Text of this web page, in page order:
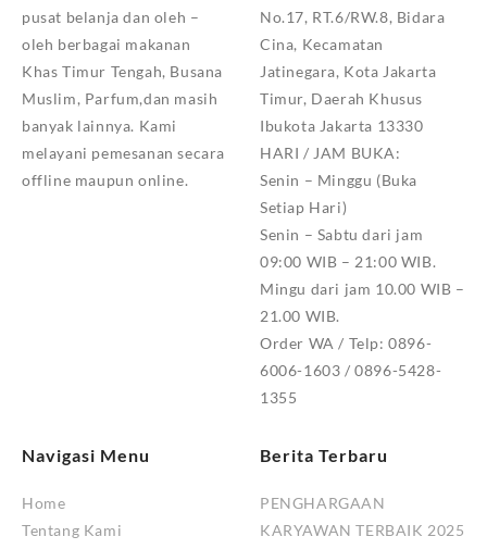
pusat belanja dan oleh –
oleh berbagai makanan
Khas Timur Tengah, Busana
Muslim, Parfum,dan masih
banyak lainnya. Kami
melayani pemesanan secara
offline maupun online.
No.17, RT.6/RW.8, Bidara
Cina, Kecamatan
Jatinegara, Kota Jakarta
Timur, Daerah Khusus
Ibukota Jakarta 13330
HARI / JAM BUKA:
Senin – Minggu (Buka
Setiap Hari)
Senin – Sabtu dari jam
09:00 WIB – 21:00 WIB.
Mingu dari jam 10.00 WIB –
21.00 WIB.
Order WA / Telp: 0896-
6006-1603 / 0896-5428-
1355
Navigasi Menu
Home
Tentang Kami
Berita Terbaru
PENGHARGAAN
KARYAWAN TERBAIK 2025